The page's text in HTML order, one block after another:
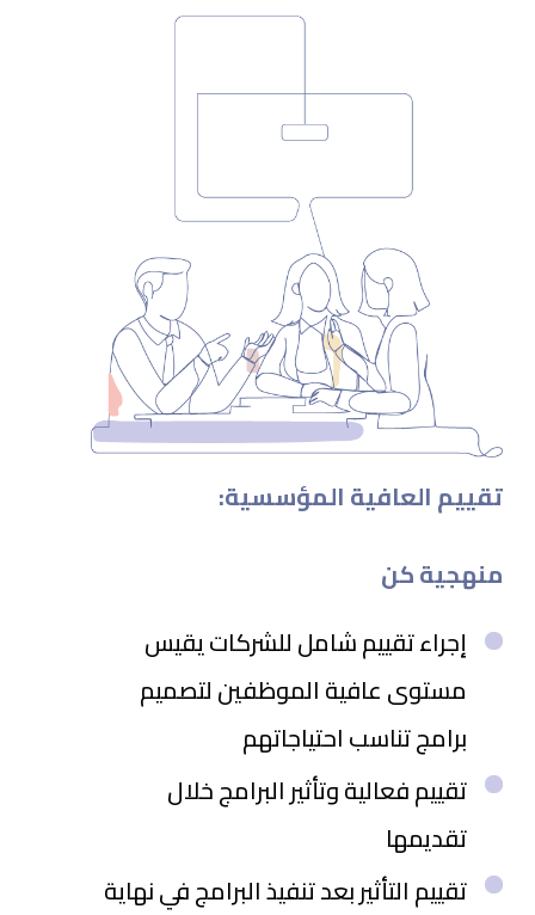
:تقييم العافية المؤسسية
منهجية كن
إجراء تقييم شامل للشركات يقيس
مستوى عافية الموظفين لتصميم
برامج تناسب احتياجاتهم
تقييم فعالية وتأثير البرامج خلال
تقديمها
تقييم التأثير بعد تنفيذ البرامج في نهاية